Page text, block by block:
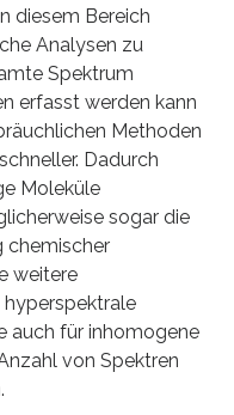
diesem Bereich
Analysen zu
Spektrum
erfasst werden kann
Methoden
Dadurch
Moleküle
sogar die
chemischer
weitere
auch für inhomogene
von Spektren